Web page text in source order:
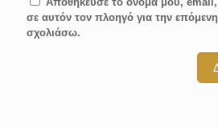
σε αυτόν τον πλοηγό για την
σχολιάσω.